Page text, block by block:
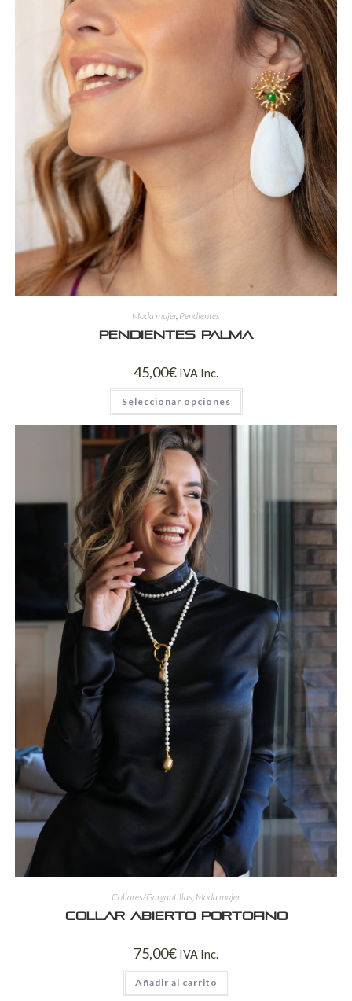
Moda mujer, Pendientes
Pendientes Palma
45,00€ IVA Inc.
Seleccionar opciones
Collares/Gargantillas, Moda mujer
Collar Abierto Portofino
75,00€ IVA Inc.
Añadir al carrito